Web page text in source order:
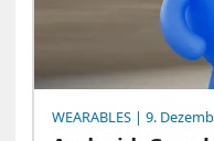
WEARABLES | 9.